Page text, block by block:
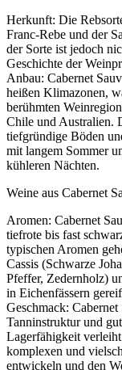
Herkunft: Die
Franc-Rebe und der
der Sorte ist jedoch
Geschichte der
Anbau: Cabernet
heißen Klimazonen,
berühmten
Chile und Australien.
tiefgründige Böden
mit langem Sommer
kühleren Nächten.
Weine aus Cabernet
Aromen: Cabernet
tiefrote bis fast
typischen Aromen
Cassis (Schwarze
Pfeffer, Zedernholz)
in Eichenfässern
Geschmack:
Tanninstruktur und
Lagerfähigkeit
komplexen und
entwickeln und den